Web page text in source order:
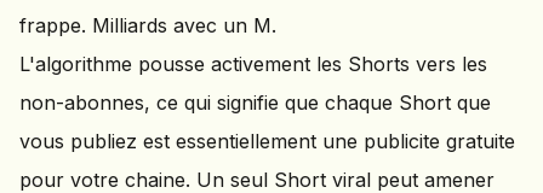
frappe. Milliards avec un M.
L'algorithme pousse activement les Shorts vers les
non-abonnes, ce qui signifie que chaque Short que
vous publiez est essentiellement une publicite gratuite
pour votre chaine. Un seul Short viral peut amener